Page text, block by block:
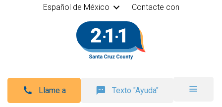
Español de México Contacte con
Llame a Texto "Ayuda"